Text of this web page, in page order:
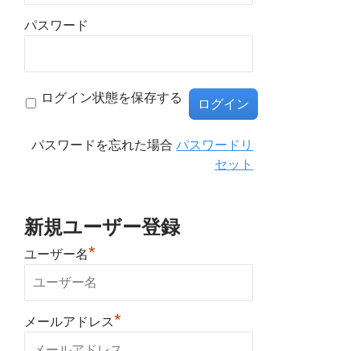
パスワード
ログイン状態を保存する
パスワードを忘れた場合パスワードリ
セット
新規ユーザー登録
ユーザー名*
メールアドレス*